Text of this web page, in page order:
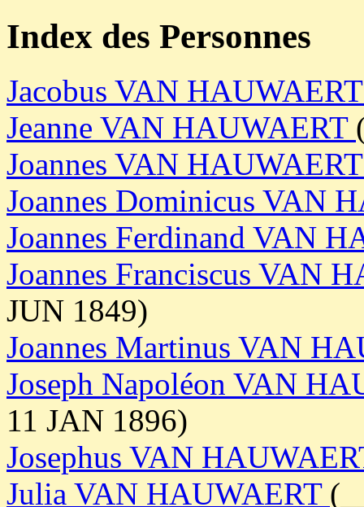
Index des Personnes
Jacobus VAN
Jeanne VAN HAUWAERT
Joannes VAN
Joannes Dominicus VAN
Joannes Ferdinand VAN
Joannes Franciscus VAN
JUN 1849)
Joannes Martinus VAN
Joseph Napoléon VAN
11 JAN 1896)
Josephus VAN
Julia VAN HAUWAERT